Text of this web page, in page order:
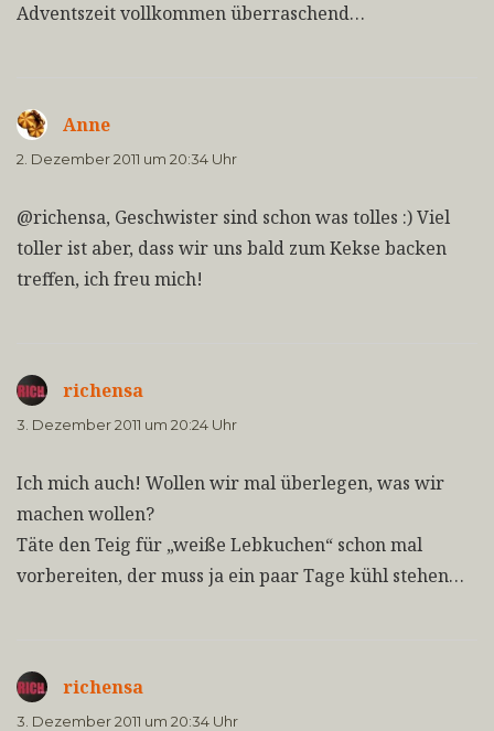
Adventszeit vollkommen überraschend…
Anne
2. Dezember 2011 um 20:34 Uhr
@richensa, Geschwister sind schon was tolles :) Viel
toller ist aber, dass wir uns bald zum Kekse backen
treffen, ich freu mich!
richensa
3. Dezember 2011 um 20:24 Uhr
Ich mich auch! Wollen wir mal überlegen, was wir
machen wollen?
Täte den Teig für „weiße Lebkuchen“ schon mal
vorbereiten, der muss ja ein paar Tage kühl stehen…
richensa
3. Dezember 2011 um 20:34 Uhr